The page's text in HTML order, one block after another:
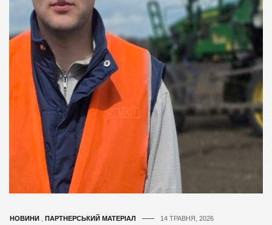
НОВИНИ ПАРТНЕРСЬКИЙ МАТЕРІАЛ 14 ТРАВНЯ, 2026